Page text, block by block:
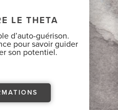
LE THETA
d’auto-guérison.
pour savoir guider
son potentiel.